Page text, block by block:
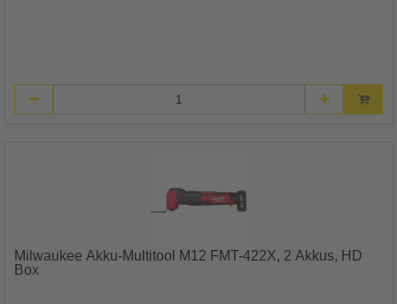
Milwaukee Akku-Multitool M12 FMT-422X, 2 Akkus, HD
Box